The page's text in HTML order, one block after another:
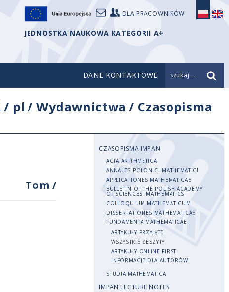
DLA PRACOWNIKÓW
JEDNOSTKA NAUKOWA KATEGORII A+
DANE KONTAKTOWE szukaj...
/ pl /Wydawnictwa / Czasopisma
Tom/
CZASOPISMA IMPAN
ACTA ARITHMETICA
ANNALES POLONICI MATHEMATICI
APPLICATIONES MATHEMATICAE
BULLETIN OF THE POLISH ACADEMY
OF SCIENCES. MATHEMATICS
COLLOQUIUM MATHEMATICUM
DISSERTATIONES MATHEMATICAE
FUNDAMENTA MATHEMATICAE
ARTYKUŁY PRZYJĘTE
WSZYSTKIE ZESZYTY
ARTYKUŁY ONLINE FIRST
INFORMACJE DLA AUTORÓW
STUDIA MATHEMATICA
IMPAN LECTURE NOTES